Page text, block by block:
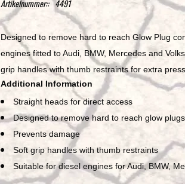
Artikelnummer:: 4491
Designed to remove hard to reach Glow Plug
engines fitted to Audi, BMW, Mercedes and
grip handles with thumb restraints for extra
Additional Information
Straight heads for direct access
Designed to remove hard to reach glow
Prevents damage
Soft grip handles with thumb restraints
Suitable for diesel engines for Audi, BMW,